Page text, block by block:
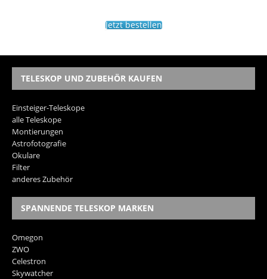
Jetzt bestellen
TELESKOP UND ZUBEHÖR KAUFEN
Einsteiger-Teleskope
alle Teleskope
Montierungen
Astrofotografie
Okulare
Filter
anderes Zubehör
SPANNENDE TELESKOP MARKEN
Omegon
ZWO
Celestron
Skywatcher